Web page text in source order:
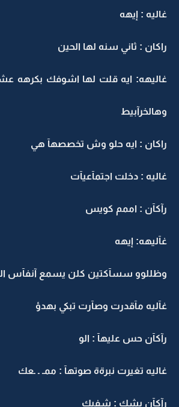
غاليه : إيهه
راكان : ثاني سنه لها الحين
غاليهه: ايه قلت لها اشوفك بكرهه
وهالخرآبيط
راكان : ايه حلو وش تخصصهآ هي
غاليه : دخلت اجتمآعيآت
رآكآن : اممم كويس
غآليهه: إيهه
وظللوو سسآكتين كلن يسمع آنفآس
غآليه مآقدرت وصآرت تبكي بهدؤ
رآكآن حس عليهآ : الو
غاليه تغيرت نبرةة صوتهآ : ممـ ـ ـعك
رآكآن بشك : شفيك